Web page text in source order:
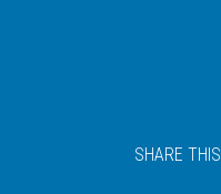
SHARE THIS